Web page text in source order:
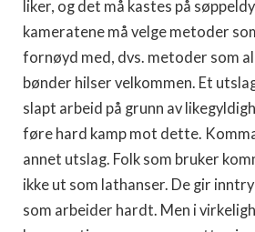
liker, og det må kastes på
kameratene må velge metoder
fornøyd med, dvs. metoder som
bønder hilser velkommen. Et
slapt arbeid på grunn av
føre hard kamp mot dette.
annet utslag. Folk som bruker
ikke ut som lathanser. De gir
som arbeider hardt. Men i